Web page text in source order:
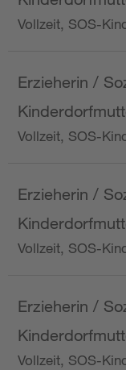
Vollzeit, SOS-
Erzieherin /
Vollzeit, SOS-
Erzieherin /
Vollzeit, SOS-
Erzieherin /
Vollzeit, SOS-